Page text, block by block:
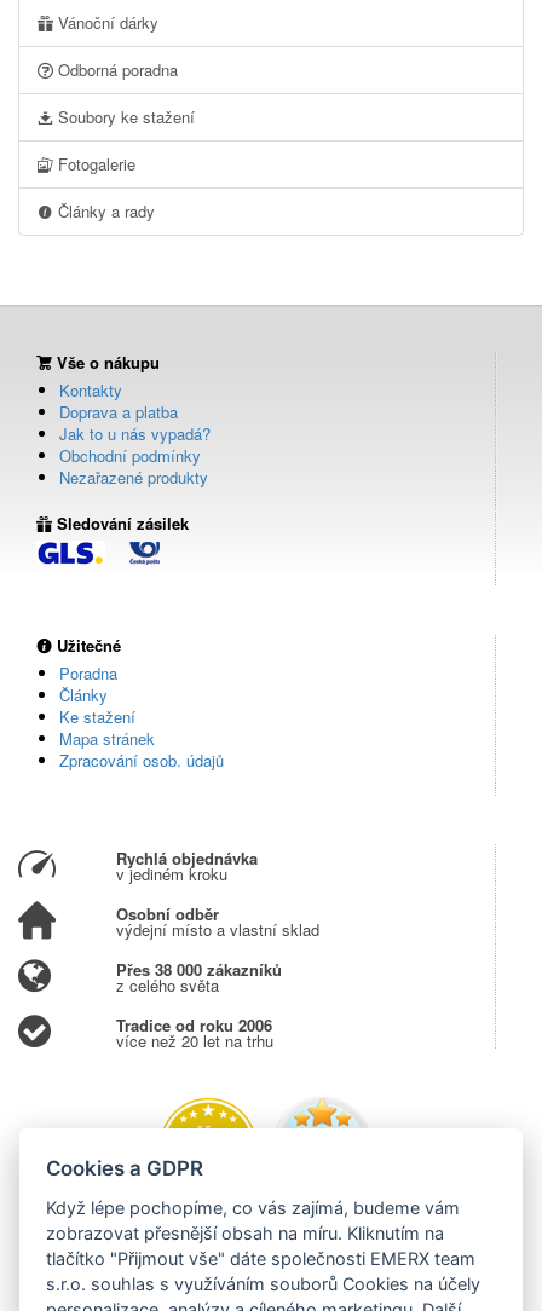
Vánoční dárky
Odborná poradna
Soubory ke stažení
Fotogalerie
Články a rady
Vše o nákupu
Kontakty
Doprava a platba
Jak to u nás vypadá?
Obchodní podmínky
Nezařazené produkty
Sledování zásilek
Užitečné
Poradna
Články
Ke stažení
Mapa stránek
Zpracování osob. údajů
Rychlá objednávka
v jediném kroku
Osobní odběr
výdejní místo a vlastní sklad
Přes 38 000 zákazníků
z celého světa
Tradice od roku 2006
více než 20 let na trhu
Cookies a GDPR
Když lépe pochopíme, co vás zajímá, budeme vám
zobrazovat přesnější obsah na míru. Kliknutím na
tlačítko "Přijmout vše" dáte společnosti EMERX team
s.r.o. souhlas s využíváním souborů Cookies na účely